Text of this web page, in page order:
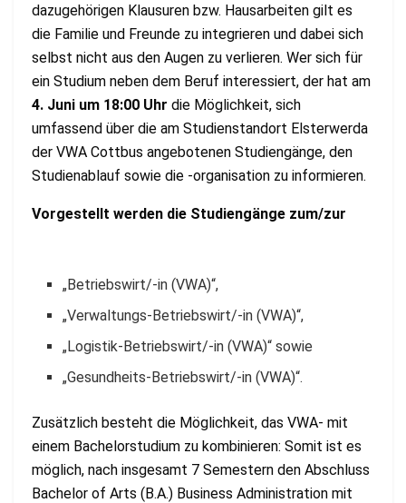
dazugehörigen Klausuren bzw. Hausarbeiten gilt es
die Familie und Freunde zu integrieren und dabei sich
selbst nicht aus den Augen zu verlieren. Wer sich für
ein Studium neben dem Beruf interessiert, der hat am
4. Juni um 18:00 Uhr die Möglichkeit, sich
umfassend über die am Studienstandort Elsterwerda
der VWA Cottbus angebotenen Studiengänge, den
Studienablauf sowie die -organisation zu informieren.
Vorgestellt werden die Studiengänge zum/zur
„Betriebswirt/-in (VWA)“,
„Verwaltungs-Betriebswirt/-in (VWA)“,
„Logistik-Betriebswirt/-in (VWA)“ sowie
„Gesundheits-Betriebswirt/-in (VWA)“.
Zusätzlich besteht die Möglichkeit, das VWA- mit
einem Bachelorstudium zu kombinieren: Somit ist es
möglich, nach insgesamt 7 Semestern den Abschluss
Bachelor of Arts (B.A.) Business Administration mit